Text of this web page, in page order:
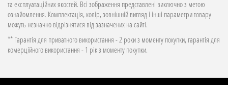
та експлуатаційних якостей. Всі зображення представлені виключно з метою
ознайомлення. Комплектація, колір, зовнішній вигляд і інші параметри товару
можуть незначно відрізнятися від зазначених на сайті.
** Гарантія для приватного використання - 2 роки з моменту покупки, гарантія для
комерційного використання - 1 рік з моменту покупки.